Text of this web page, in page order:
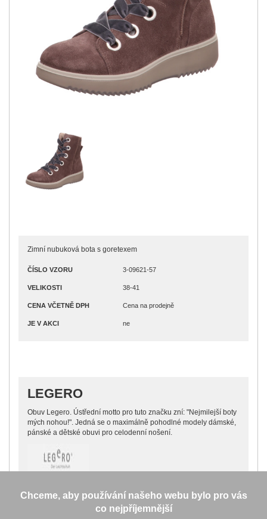
Zimní nubuková bota s goretexem
ČÍSLO VZORU
VELIKOSTI
CENA VČETNĚ DPH
JE V AKCI
3-09621-57
38-41
Cena na prodejně
ne
LEGERO
Obuv Legero. Ústřední motto pro tuto značku zní: "Nejmilejší boty
mých nohou!". Jedná se o maximálně pohodlné modely dámské,
pánské a dětské obuvi pro celodenní nošení.
Chceme, aby používání našeho webu bylo pro vás
co nejpříjemnější